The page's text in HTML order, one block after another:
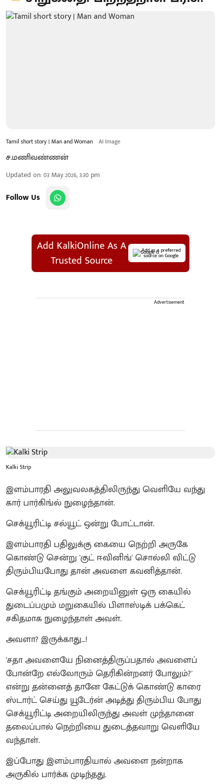
Tamil short story | Man and Woman AI Image
ச.மணிவண்ணன்
Updated on:03 May 2026, 3:30 pm
Follow Us
Add KalkiOnline As A
Trusted Source
Add as a preferred
source on Google
Advertisement
Kalki Strip
இளம்பாரதி அலுவலகத்திலிருந்து வெளியே வந்து
கார் பார்கிங்ல் நுழைந்தான்.
செக்யூரிட்டி சல்யூட் ஒன்று போட்டான்.
இளம்பாரதி பதிலுக்கு கையை நெற்றி அருகே
கொண்டு சென்று 'குட் ஈவினிங்' சொல்லி விட்டு
திரும்பியபோது தான் அவளை கவனித்தான்.
செக்யூரிட்டி தங்கும் அறையினுள் ஒரு கையில்
துடைப்பமும் மறுகையில் பிளாஸ்டிக் பக்கெட்
சகிதமாக நுழைந்தாள் அவள்.
அவளா? இருக்காது…!
'சதா அவளையே நினைத்திருப்பதால் அவளைப்
போன்றே எல்லோரும் தெரிகின்றனர் போலும்?'
என்று தன்னைத் தானே கேட்டுக் கொண்டு காரை
ஸ்டார்ட் செய்து யூடேர்ன் அடித்து திரும்பிய போது
செக்யூரிட்டி அறையிலிருந்து அவள் முந்தானை
தலைப்பால் நெற்றியை துடைத்தவாறு வெளியே
வந்தாள்.
இப்போது இளம்பாரதியால் அவளை நன்றாக
அருகில் பார்க்க முடிந்தது.